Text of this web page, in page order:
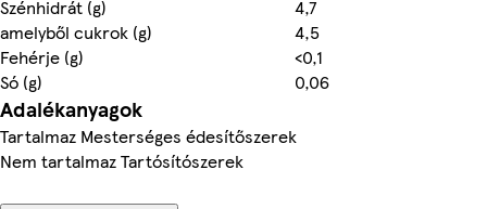
Szénhidrát (g)
4,7
amelyből cukrok (g)
4,5
Fehérje (g)
<0,1
Só (g)
0,06
Adalékanyagok
Tartalmaz Mesterséges édesítőszerek
Nem tartalmaz Tartósítószerek